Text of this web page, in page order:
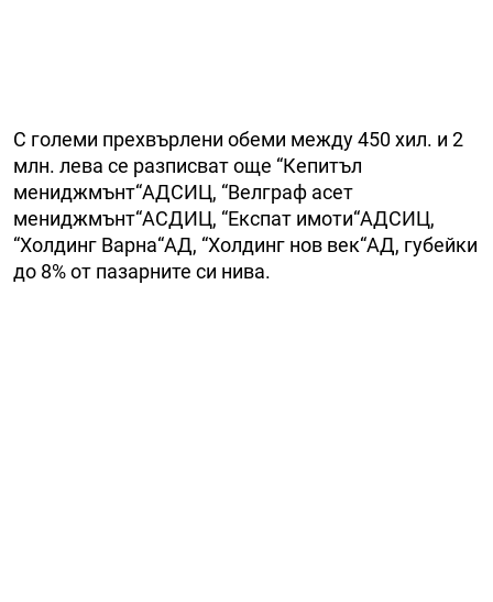
С големи прехвърлени обеми между 450 хил. и 2
млн. лева се разписват още “Кепитъл
мениджмънт“АДСИЦ, “Велграф асет
мениджмънт“АСДИЦ, “Експат имоти“АДСИЦ,
“Холдинг Варна“АД, “Холдинг нов век“АД, губейки
до 8% от пазарните си нива.